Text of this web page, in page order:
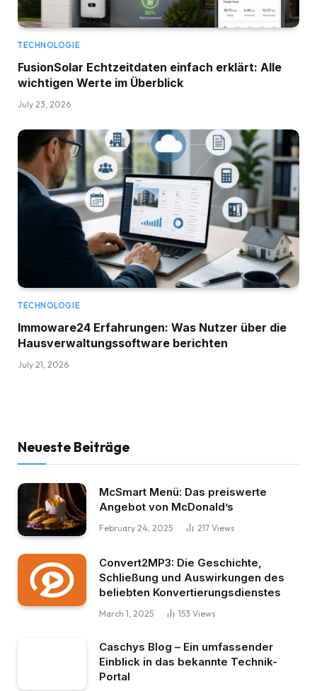
TECHNOLOGIE
FusionSolar Echtzeitdaten einfach erklärt: Alle
wichtigen Werte im Überblick
July 23, 2026
TECHNOLOGIE
Immoware24 Erfahrungen: Was Nutzer über die
Hausverwaltungssoftware berichten
July 21, 2026
Neueste Beiträge
McSmart Menü: Das preiswerte
Angebot von McDonald’s
February 24, 2025 217 Views
Convert2MP3: Die Geschichte,
Schließung und Auswirkungen des
beliebten Konvertierungsdienstes
March 1, 2025 153 Views
Caschys Blog – Ein umfassender
Einblick in das bekannte Technik-
Portal